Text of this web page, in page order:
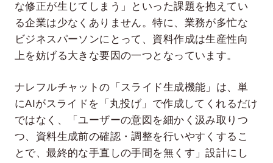
な修正が生じてしまう」といった課題を抱えてい
る企業は少なくありません。特に、業務が多忙な
ビジネスパーソンにとって、資料作成は生産性向
上を妨げる大きな要因の一つとなっています。
ナレフルチャットの「スライド生成機能」は、単
にAIがスライドを「丸投げ」で作成してくれるだけ
ではなく、「ユーザーの意図を細かく汲み取りつ
つ、資料生成前の確認・調整を行いやすくするこ
とで、最終的な手直しの手間を無くす」設計にし